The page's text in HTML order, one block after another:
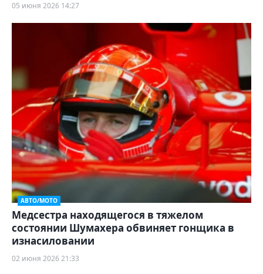
05 июня 2026 14:27
АВТО/МОТО
Медсестра находящегося в тяжелом
состоянии Шумахера обвиняет гонщика в
изнасиловании
02 июня 2026 21:33